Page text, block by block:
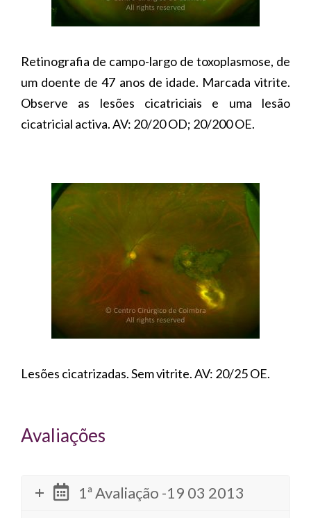
Retinografia de campo-largo de toxoplasmose, de
um doente de 47 anos de idade. Marcada vitrite.
Observe as lesões cicatriciais e uma lesão
cicatricial activa. AV: 20/20 OD; 20/200 OE.
Lesões cicatrizadas. Sem vitrite. AV: 20/25 OE.
Avaliações
1ª Avaliação -19 03 2013